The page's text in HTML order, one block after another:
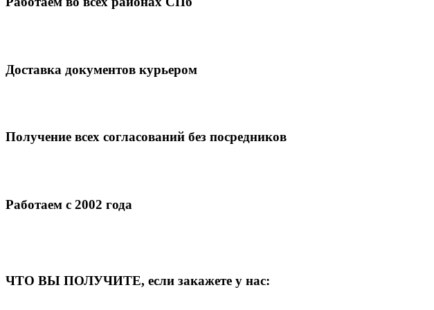
Доставка документов курьером
Получение всех согласований без посредников
Работаем с 2002 года
ЧТО ВЫ ПОЛУЧИТЕ, если закажете у нас: